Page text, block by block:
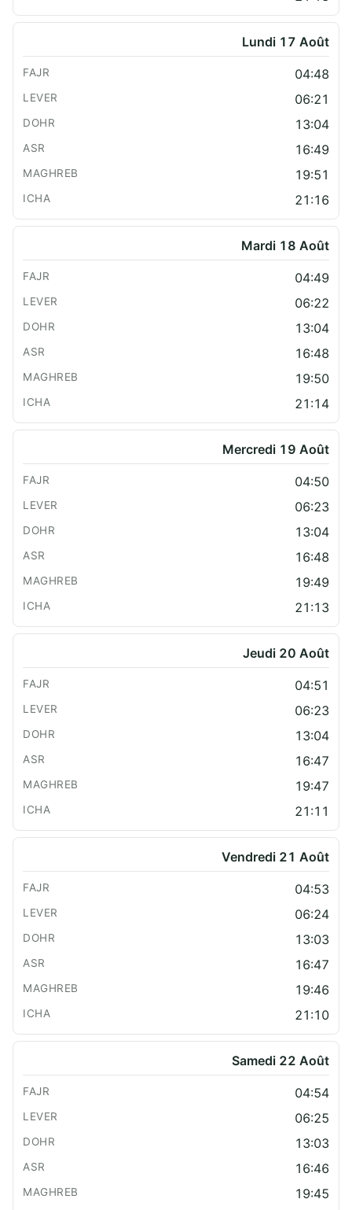
Lundi 17 Août
04:48
06:21
13:04
16:49
19:51
21:16
Mardi 18 Août
04:49
06:22
13:04
16:48
19:50
21:14
Mercredi 19 Août
04:50
06:23
13:04
16:48
19:49
21:13
Jeudi 20 Août
04:51
06:23
13:04
16:47
19:47
21:11
Vendredi 21 Août
04:53
06:24
13:03
16:47
19:46
21:10
Samedi 22 Août
04:54
06:25
13:03
16:46
19:45